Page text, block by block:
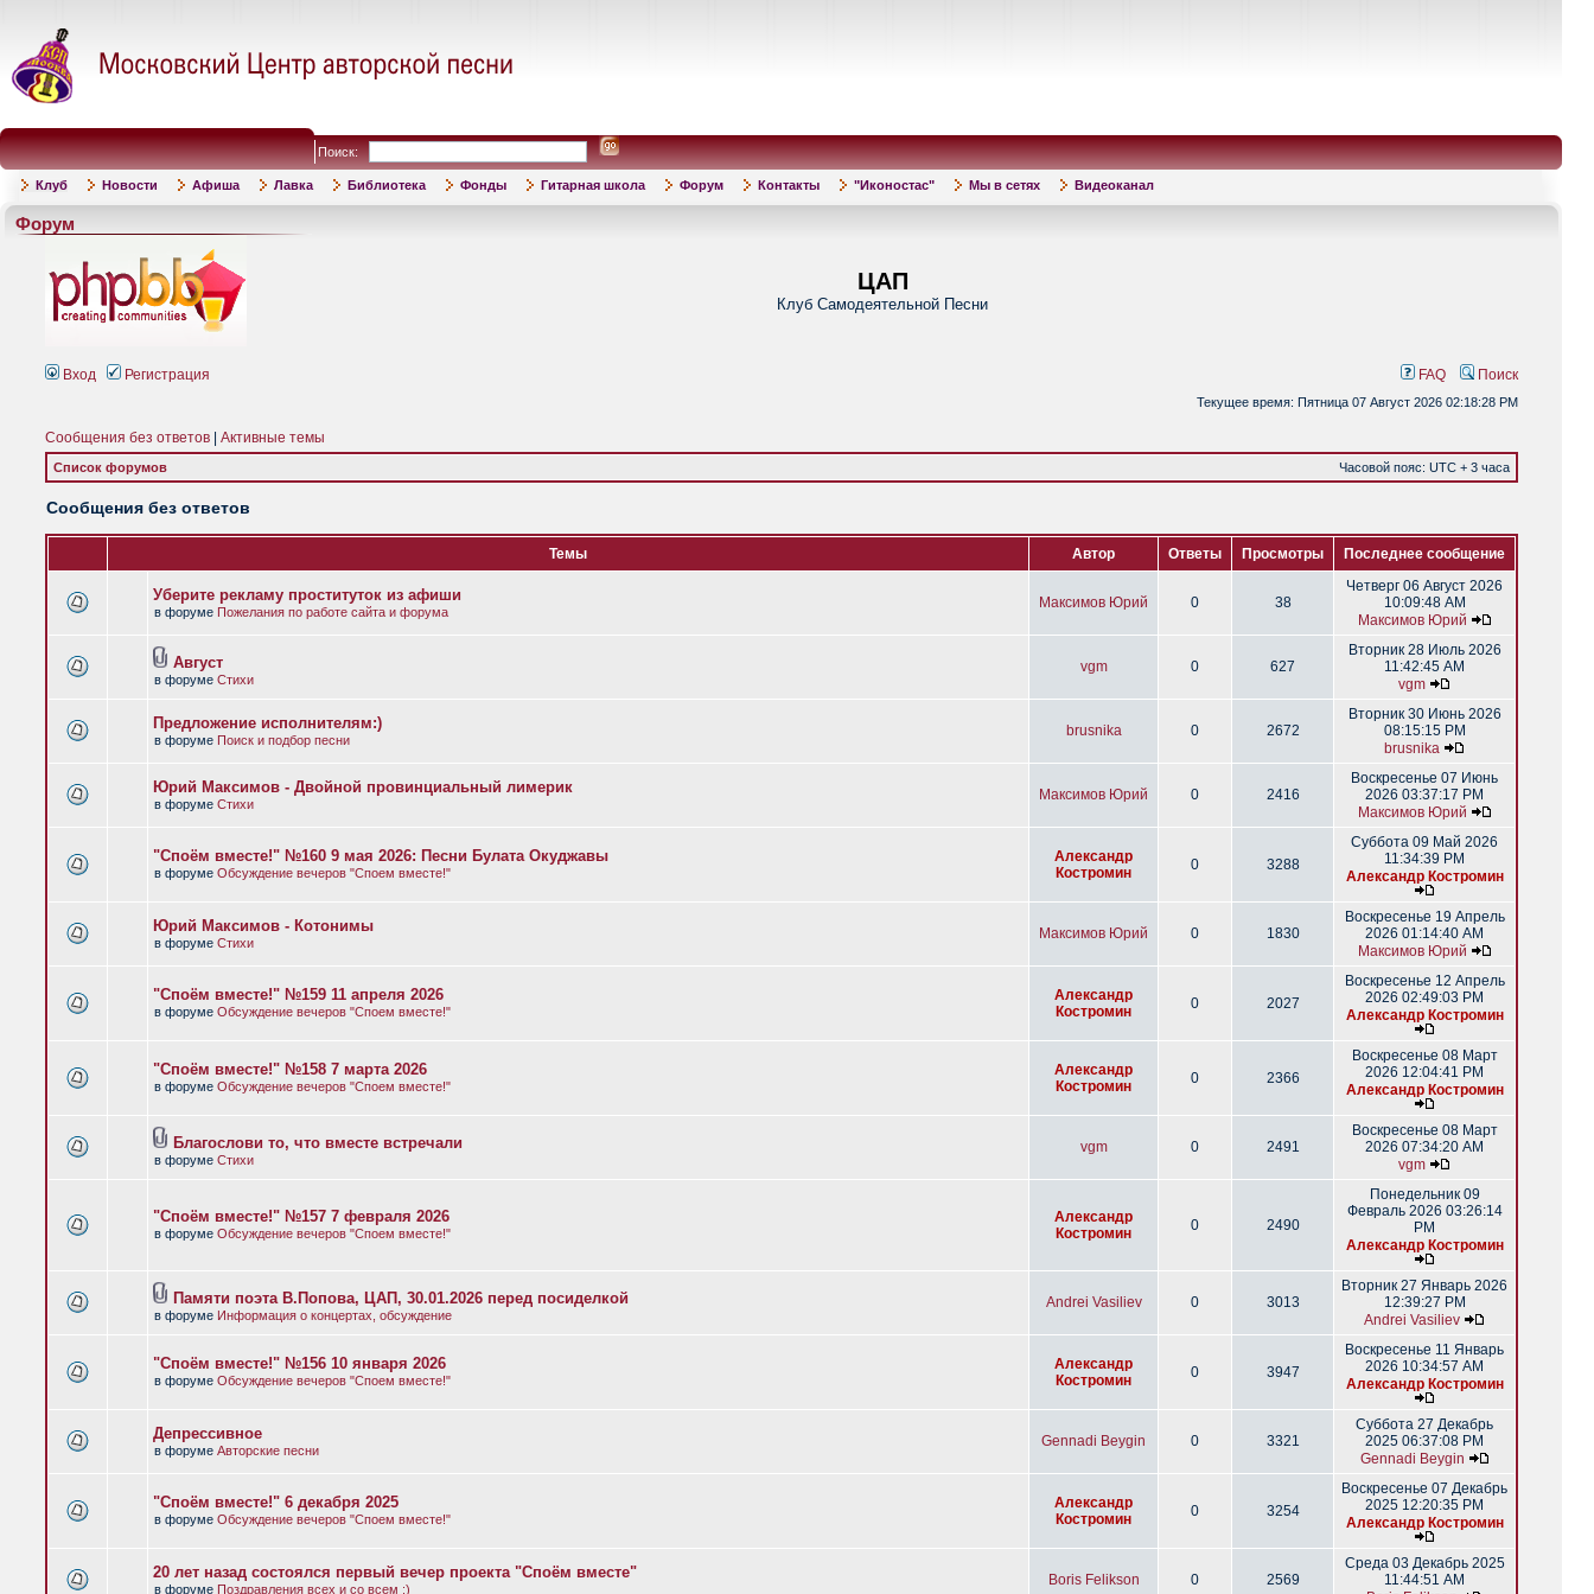
Поиск:
Клуб Новости Афиша Лавка Библиотека Фонды Гитарная школа Форум Контакты "Иконостас" Мы в сетях Видеоканал
Форум
ЦАП
Клуб Самодеятельной Песни
Вход Регистрация FAQ Поиск
Текущее время: Пятница 07 Август 2026 02:18:28 PM
Сообщения без ответов Активные темы
Список форумов Часовой пояс: UTC + 3 часа
Сообщения без ответов
Темы Автор Ответы Просмотры Последнее сообщение
Уберите рекламу проституток из афиши
в форуме Пожелания по работе сайта и форума
Максимов Юрий 0 38
Четверг 06 Август 2026
10:09:48 AM
Максимов Юрий
Август
в форуме Стихи
vgm 0 627
Вторник 28 Июль 2026
11:42:45 AM
vgm
Предложение исполнителям:)
в форуме Поиск и подбор песни
brusnika 0 2672
Вторник 30 Июнь 2026
08:15:15 PM
brusnika
Юрий Максимов - Двойной провинциальный лимерик
в форуме Стихи
Максимов Юрий 0 2416
Воскресенье 07 Июнь
2026 03:37:17 PM
Максимов Юрий
"Споём вместе!" №160 9 мая 2026: Песни Булата Окуджавы
в форуме Обсуждение вечеров "Споем вместе!"
Александр
Костромин
0 3288
Суббота 09 Май 2026
11:34:39 PM
Александр Костромин
Юрий Максимов - Котонимы
в форуме Стихи
Максимов Юрий 0 1830
Воскресенье 19 Апрель
2026 01:14:40 AM
Максимов Юрий
"Споём вместе!" №159 11 апреля 2026
в форуме Обсуждение вечеров "Споем вместе!"
Александр
Костромин
0 2027
Воскресенье 12 Апрель
2026 02:49:03 PM
Александр Костромин
"Споём вместе!" №158 7 марта 2026
в форуме Обсуждение вечеров "Споем вместе!"
Александр
Костромин
0 2366
Воскресенье 08 Март
2026 12:04:41 PM
Александр Костромин
Благослови то, что вместе встречали
в форуме Стихи
vgm 0 2491
Воскресенье 08 Март
2026 07:34:20 AM
vgm
"Споём вместе!" №157 7 февраля 2026
в форуме Обсуждение вечеров "Споем вместе!"
Александр
Костромин
0 2490
Понедельник 09
Февраль 2026 03:26:14
PM
Александр Костромин
Памяти поэта В.Попова, ЦАП, 30.01.2026 перед посиделкой
в форуме Информация о концертах, обсуждение
Andrei Vasiliev 0 3013
Вторник 27 Январь 2026
12:39:27 PM
Andrei Vasiliev
"Споём вместе!" №156 10 января 2026
в форуме Обсуждение вечеров "Споем вместе!"
Александр
Костромин
0 3947
Воскресенье 11 Январь
2026 10:34:57 AM
Александр Костромин
Депрессивное
в форуме Авторские песни
Gennadi Beygin 0 3321
Суббота 27 Декабрь
2025 06:37:08 PM
Gennadi Beygin
"Споём вместе!" 6 декабря 2025
в форуме Обсуждение вечеров "Споем вместе!"
Александр
Костромин
0 3254
Воскресенье 07 Декабрь
2025 12:20:35 PM
Александр Костромин
20 лет назад состоялся первый вечер проекта "Споём вместе"
в форуме Поздравления всех и со всем :)
Boris Felikson 0 2569
Среда 03 Декабрь 2025
11:44:51 AM